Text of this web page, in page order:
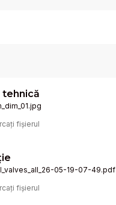
tehnică
fișierul
05-19-07-49.pdf
fișierul